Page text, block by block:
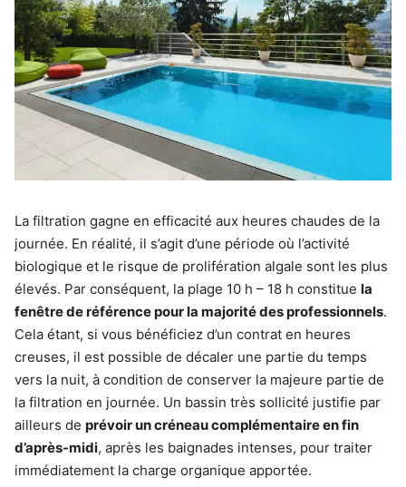
La filtration gagne en efficacité aux heures chaudes de la
journée. En réalité, il s’agit d’une période où l’activité
biologique et le risque de prolifération algale sont les plus
élevés. Par conséquent, la plage 10 h – 18 h constitue la
fenêtre de référence pour la majorité des professionnels.
Cela étant, si vous bénéficiez d’un contrat en heures
creuses, il est possible de décaler une partie du temps
vers la nuit, à condition de conserver la majeure partie de
la filtration en journée. Un bassin très sollicité justifie par
ailleurs de prévoir un créneau complémentaire en fin
d’après-midi, après les baignades intenses, pour traiter
immédiatement la charge organique apportée.